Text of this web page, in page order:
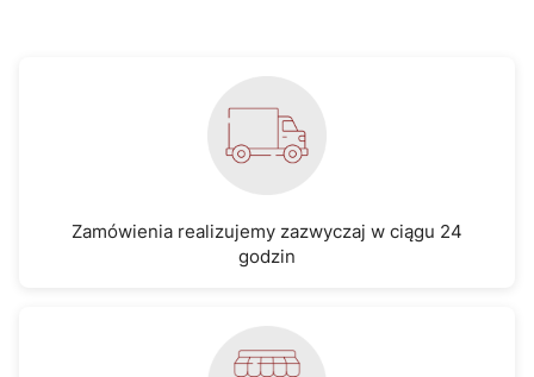
Zamówienia realizujemy zazwyczaj w ciągu 24
godzin